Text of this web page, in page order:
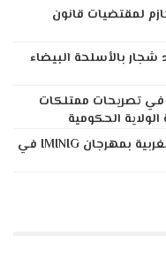
لمقتضيات قانون
بالأسلحة البيضاء
تصريحات ممتلكات
الحكومية
أكادير تحتفي بقرن من الهجرة المغربية بمهرجان IMINIG في